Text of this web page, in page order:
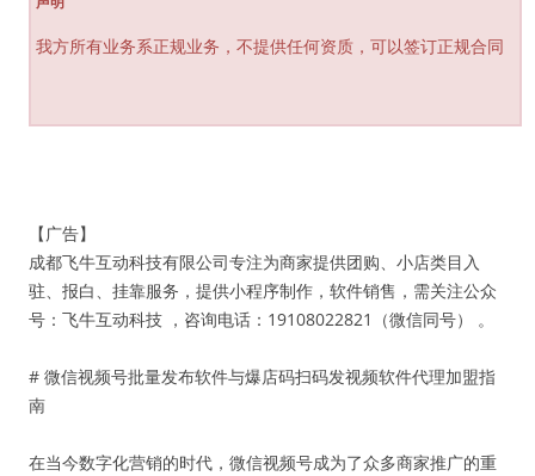
我方所有业务系正规业务，不提供任何资质，可以签订正规合同
【广告】
成都飞牛互动科技有限公司专注为商家提供团购、小店类目入
驻、报白、挂靠服务，提供小程序制作，软件销售，需关注公众
号：飞牛互动科技 ，咨询电话：19108022821（微信同号） 。
# 微信视频号批量发布软件与爆店码扫码发视频软件代理加盟指
南
在当今数字化营销的时代，微信视频号成为了众多商家推广的重